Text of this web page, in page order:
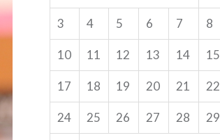
3 4 5 6 7 8
10 11 12 13 14 15
17 18 19 20 21 22
24 25 26 27 28 29